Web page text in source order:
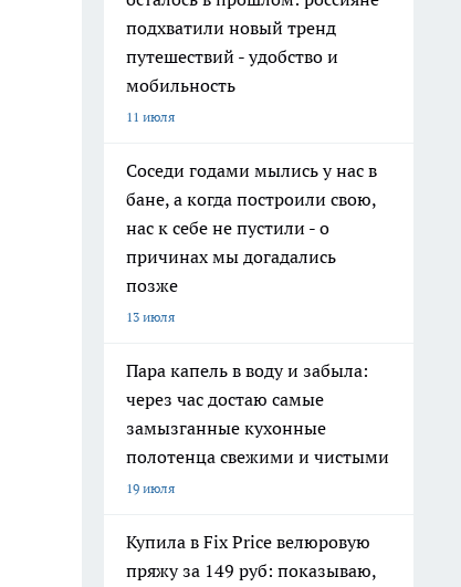
подхватили новый тренд
путешествий - удобство и
мобильность
11 июля
Соседи годами мылись у нас в
бане, а когда построили свою,
нас к себе не пустили - о
причинах мы догадались
позже
13 июля
Пара капель в воду и забыла:
через час достаю самые
замызганные кухонные
полотенца свежими и чистыми
19 июля
Купила в Fix Price велюровую
пряжу за 149 руб: показываю,